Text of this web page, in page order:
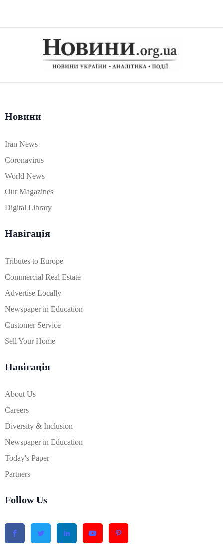
Новини
Iran News
Coronavirus
World News
Our Magazines
Digital Library
Навігація
Tributes to Europe
Commercial Real Estate
Advertise Locally
Newspaper in Education
Customer Service
Sell Your Home
Навігація
About Us
Careers
Diversity & Inclusion
Newspaper in Education
Today's Paper
Partners
Follow Us